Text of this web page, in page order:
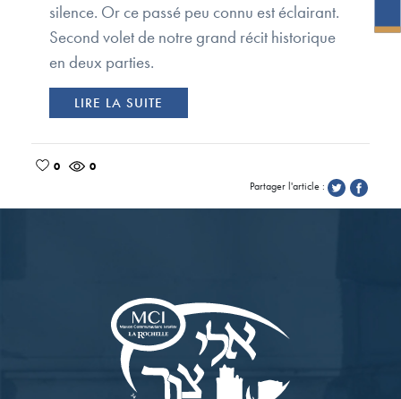
silence. Or ce passé peu connu est éclairant.
Second volet de notre grand récit historique
en deux parties.
LIRE LA SUITE
0
0
Partager l'article :